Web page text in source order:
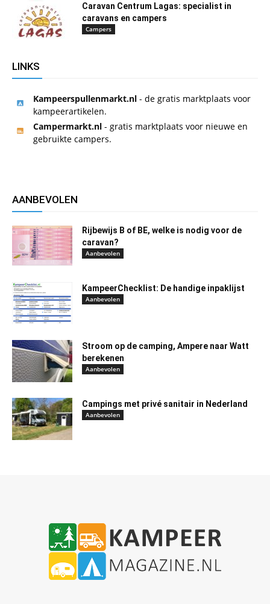
Caravan Centrum Lagas: specialist in
caravans en campers
Campers
LINKS
Kampeerspullenmarkt.nl - de gratis marktplaats voor
kampeerartikelen.
Campermarkt.nl - gratis marktplaats voor nieuwe en
gebruikte campers.
AANBEVOLEN
Rijbewijs B of BE, welke is nodig voor de
caravan?
Aanbevolen
KampeerChecklist: De handige inpaklijst
Aanbevolen
Stroom op de camping, Ampere naar Watt
berekenen
Aanbevolen
Campings met privé sanitair in Nederland
Aanbevolen